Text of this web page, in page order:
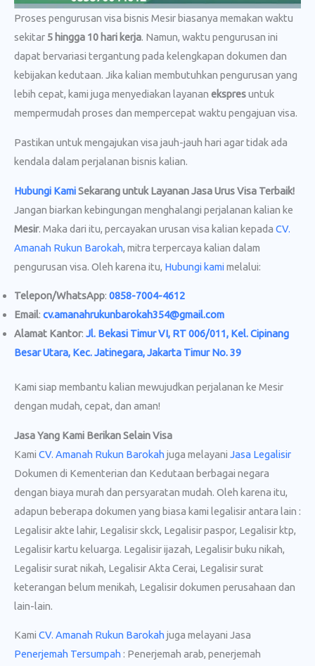
Proses pengurusan visa bisnis Mesir biasanya memakan waktu
sekitar 5 hingga 10 hari kerja. Namun, waktu pengurusan ini
dapat bervariasi tergantung pada kelengkapan dokumen dan
kebijakan kedutaan. Jika kalian membutuhkan pengurusan yang
lebih cepat, kami juga menyediakan layanan ekspresuntuk
mempermudah proses dan mempercepat waktu pengajuan visa.
Pastikan untuk mengajukan visa jauh-jauh hari agar tidak ada
kendala dalam perjalanan bisnis kalian.
Hubungi KamiSekarang untuk Layanan Jasa Urus Visa Terbaik!
Jangan biarkan kebingungan menghalangi perjalanan kalian ke
Mesir. Maka dari itu, percayakan urusan visa kalian kepada CV.
Amanah Rukun Barokah, mitra terpercaya kalian dalam
pengurusan visa. Oleh karena itu, Hubungi kamimelalui:
Telepon/WhatsApp: 0858-7004-4612
Email: cv.amanahrukunbarokah354@gmail.com
Alamat Kantor: Jl. Bekasi Timur VI, RT 006/011, Kel. Cipinang
Besar Utara, Kec. Jatinegara, Jakarta Timur No. 39
Kami siap membantu kalian mewujudkan perjalanan ke Mesir
dengan mudah, cepat, dan aman!
Jasa Yang Kami Berikan Selain Visa
Kami CV. Amanah Rukun Barokah juga melayani Jasa Legalisir
Dokumen di Kementerian dan Kedutaan berbagai negara
dengan biaya murah dan persyaratan mudah. Oleh karena itu,
adapun beberapa dokumen yang biasa kami legalisir antara lain :
Legalisir akte lahir, Legalisir skck, Legalisir paspor, Legalisir ktp,
Legalisir kartu keluarga. Legalisir ijazah, Legalisir buku nikah,
Legalisir surat nikah, Legalisir Akta Cerai, Legalisir surat
keterangan belum menikah, Legalisir dokumen perusahaan dan
lain-lain.
Kami CV. Amanah Rukun Barokah juga melayani Jasa
Penerjemah Tersumpah : Penerjemah arab, penerjemah